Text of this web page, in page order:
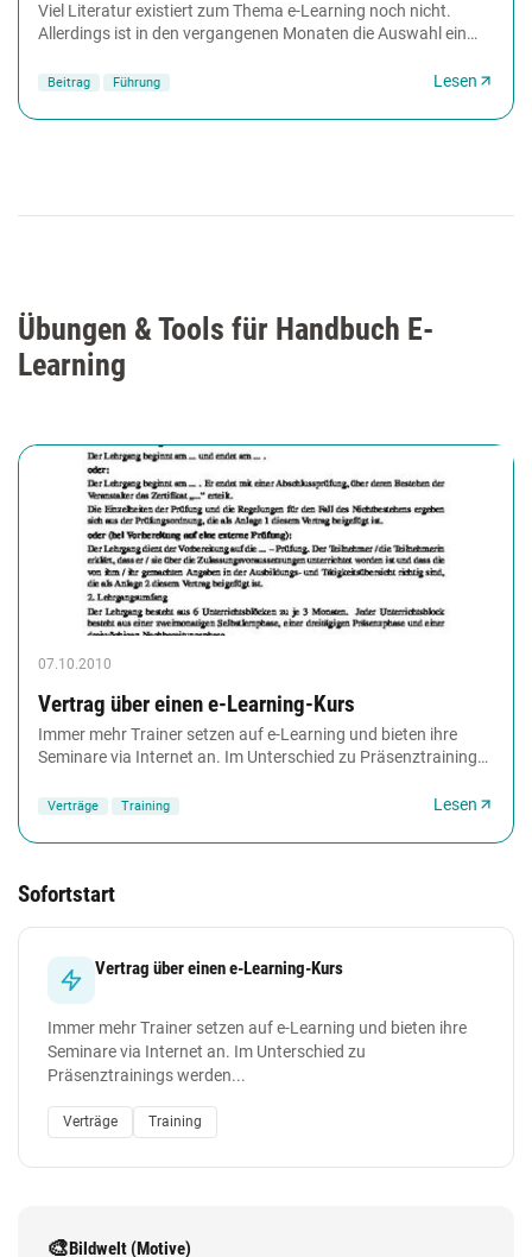
Viel Literatur existiert zum Thema e-Learning noch nicht.
Allerdings ist in den vergangenen Monaten die Auswahl ein
Beitrag Führung Lesen
Übungen & Tools für Handbuch E-
Learning
07.10.2010
Vertrag über einen e-Learning-Kurs
Immer mehr Trainer setzen auf e-Learning und bieten ihre
Seminare via Internet an. Im Unterschied zu Präsenztrainings
Verträge Training Lesen
Sofortstart
Vertrag über einen e-Learning-Kurs
Immer mehr Trainer setzen auf e-Learning und bieten ihre
Seminare via Internet an. Im Unterschied zu
Präsenztrainings werden...
Verträge Training
🎨Bildwelt (Motive)